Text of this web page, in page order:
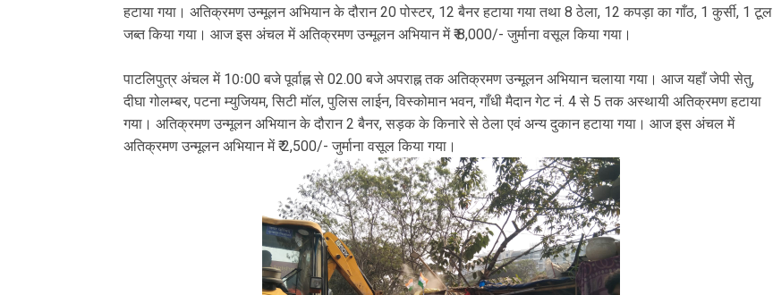
हटाया गया। अतिक्रमण उन्मूलन अभियान के दौरान 20 पोस्टर, 12 बैनर हटाया गया तथा 8 ठेला, 12 कपड़ा का गाँठ, 1 कुर्सी, 1 टूल
जब्त किया गया। आज इस अंचल में अतिक्रमण उन्मूलन अभियान में ₹ 8,000/- जुर्माना वसूल किया गया।
पाटलिपुत्र अंचल में 10ः00 बजे पूर्वाह्न से 02.00 बजे अपराह्न तक अतिक्रमण उन्मूलन अभियान चलाया गया। आज यहाँ जेपी सेतु,
दीघा गोलम्बर, पटना म्युजियम, सिटी मॉल, पुलिस लाईन, विस्कोमान भवन, गाँधी मैदान गेट नं. 4 से 5 तक अस्थायी अतिक्रमण हटाया
गया। अतिक्रमण उन्मूलन अभियान के दौरान 2 बैनर, सड़क के किनारे से ठेला एवं अन्य दुकान हटाया गया। आज इस अंचल में
अतिक्रमण उन्मूलन अभियान में ₹ 2,500/- जुर्माना वसूल किया गया।